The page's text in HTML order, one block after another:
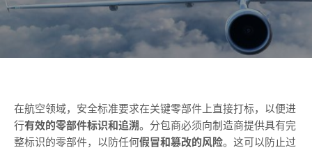
在航空领域，安全标准要求在关键零部件上直接打标，以便进
行有效的零部件标识和追溯。分包商必须向制造商提供具有完
整标识的零部件，以防任何假冒和篡改的风险。这可以防止过